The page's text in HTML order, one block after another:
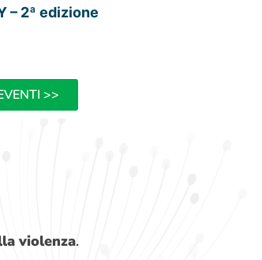
– 2ª edizione
>>
violenza.